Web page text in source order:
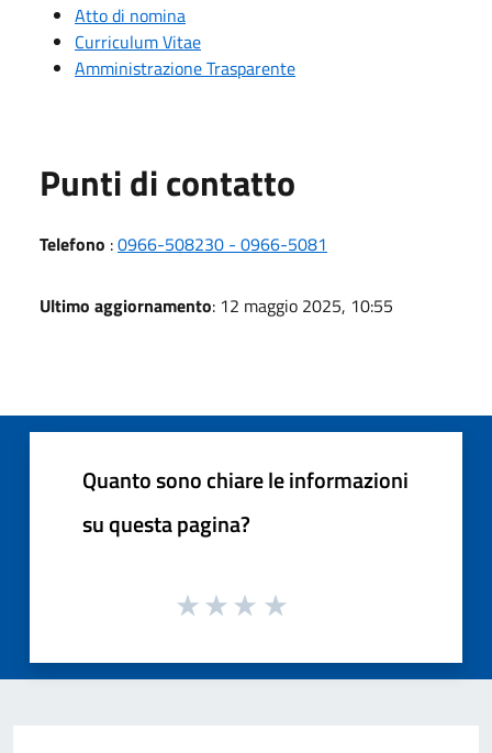
Atto di nomina
Curriculum Vitae
Amministrazione Trasparente
Punti di contatto
Telefono :0966-508230 - 0966-5081
Ultimo aggiornamento: 12 maggio 2025, 10:55
Quanto sono chiare le informazioni
su questa pagina?